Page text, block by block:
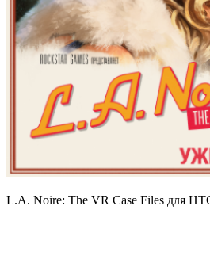
L.A. Noire: The VR Case Files для